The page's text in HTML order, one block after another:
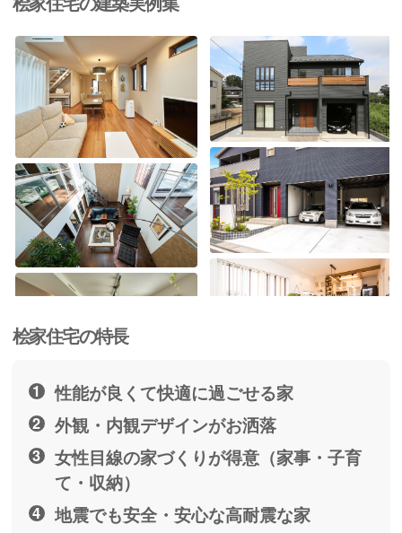
桧家住宅の特長
性能が良くて快適に過ごせる家
外観・内観デザインがお洒落
女性目線の家づくりが得意（家事・子育
て・収納）
地震でも安全・安心な高耐震な家